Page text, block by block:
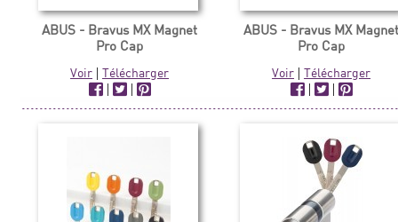
ABUS - Bravus MX Magnet
Pro Cap
Voir |Télécharger
|
|
ABUS - Bravus MX
Pro Cap
Voir |Télécharger
|
|